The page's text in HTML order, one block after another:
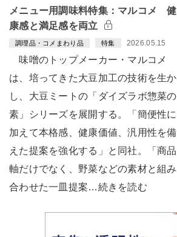
メニュー用調味料特集：マルコメ 健
康感と満足感を両立
調理品・コメまわり品 特集 2026.05.15
味噌のトップメーカー・マルコメ
は、培ってきた大豆加工の技術を生か
し、大豆ミートの「ダイズラボ惣菜の
素」シリーズを展開する。「簡便性に
加えて本格感、健康価値、汎用性を備
えた提案を強化する」と同社。「商品
軸だけでなく、野菜などの素材と組み
合わせた一皿提案…続きを読む